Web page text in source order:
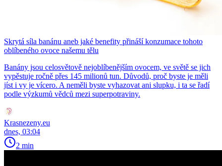
Skrytá síla banánu aneb jaké benefity přináší konzumace tohoto
oblíbeného ovoce našemu tělu
Banány jsou celosvětově nejoblíbenějším ovocem, ve světě se jich
vypěstuje ročně přes 145 milionů tun. Důvodů, proč byste je měli
jíst i vy je vícero. A neměli byste vyhazovat ani slupku, i ta se řadí
podle výzkumů vědců mezi superpotraviny.
Krasnezeny.eu
dnes, 03:04
2 min